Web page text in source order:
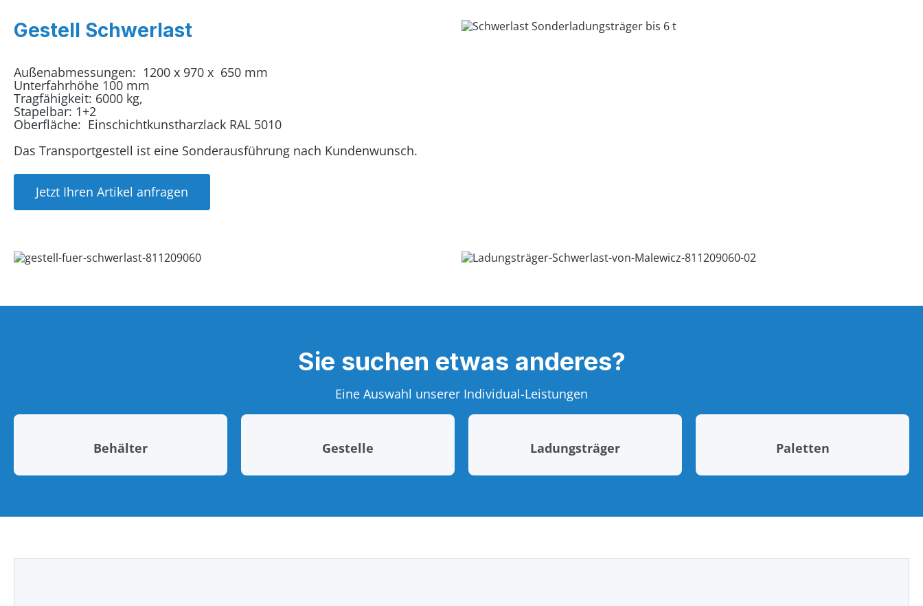
Gestell Schwerlast
Außenabmessungen: 1200 x 970 x 650 mm
Unterfahrhöhe 100 mm
Tragfähigkeit: 6000 kg,
Stapelbar: 1+2
Oberfläche: Einschichtkunstharzlack RAL 5010
Das Transportgestell ist eine Sonderausführung nach Kundenwunsch.
Jetzt Ihren Artikel anfragen
Sie suchen etwas anderes?
Eine Auswahl unserer Individual-Leistungen
Behälter Gestelle Ladungsträger Paletten